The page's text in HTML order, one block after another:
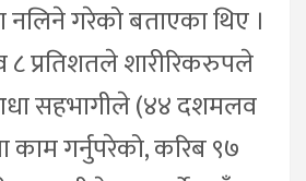
नलिने गरेको बताएका थिए ।
प्रतिशतले शारीरिकरुपले
सहभागीले (४४ दशमलव
काम गर्नुपरेको, करिब ९७